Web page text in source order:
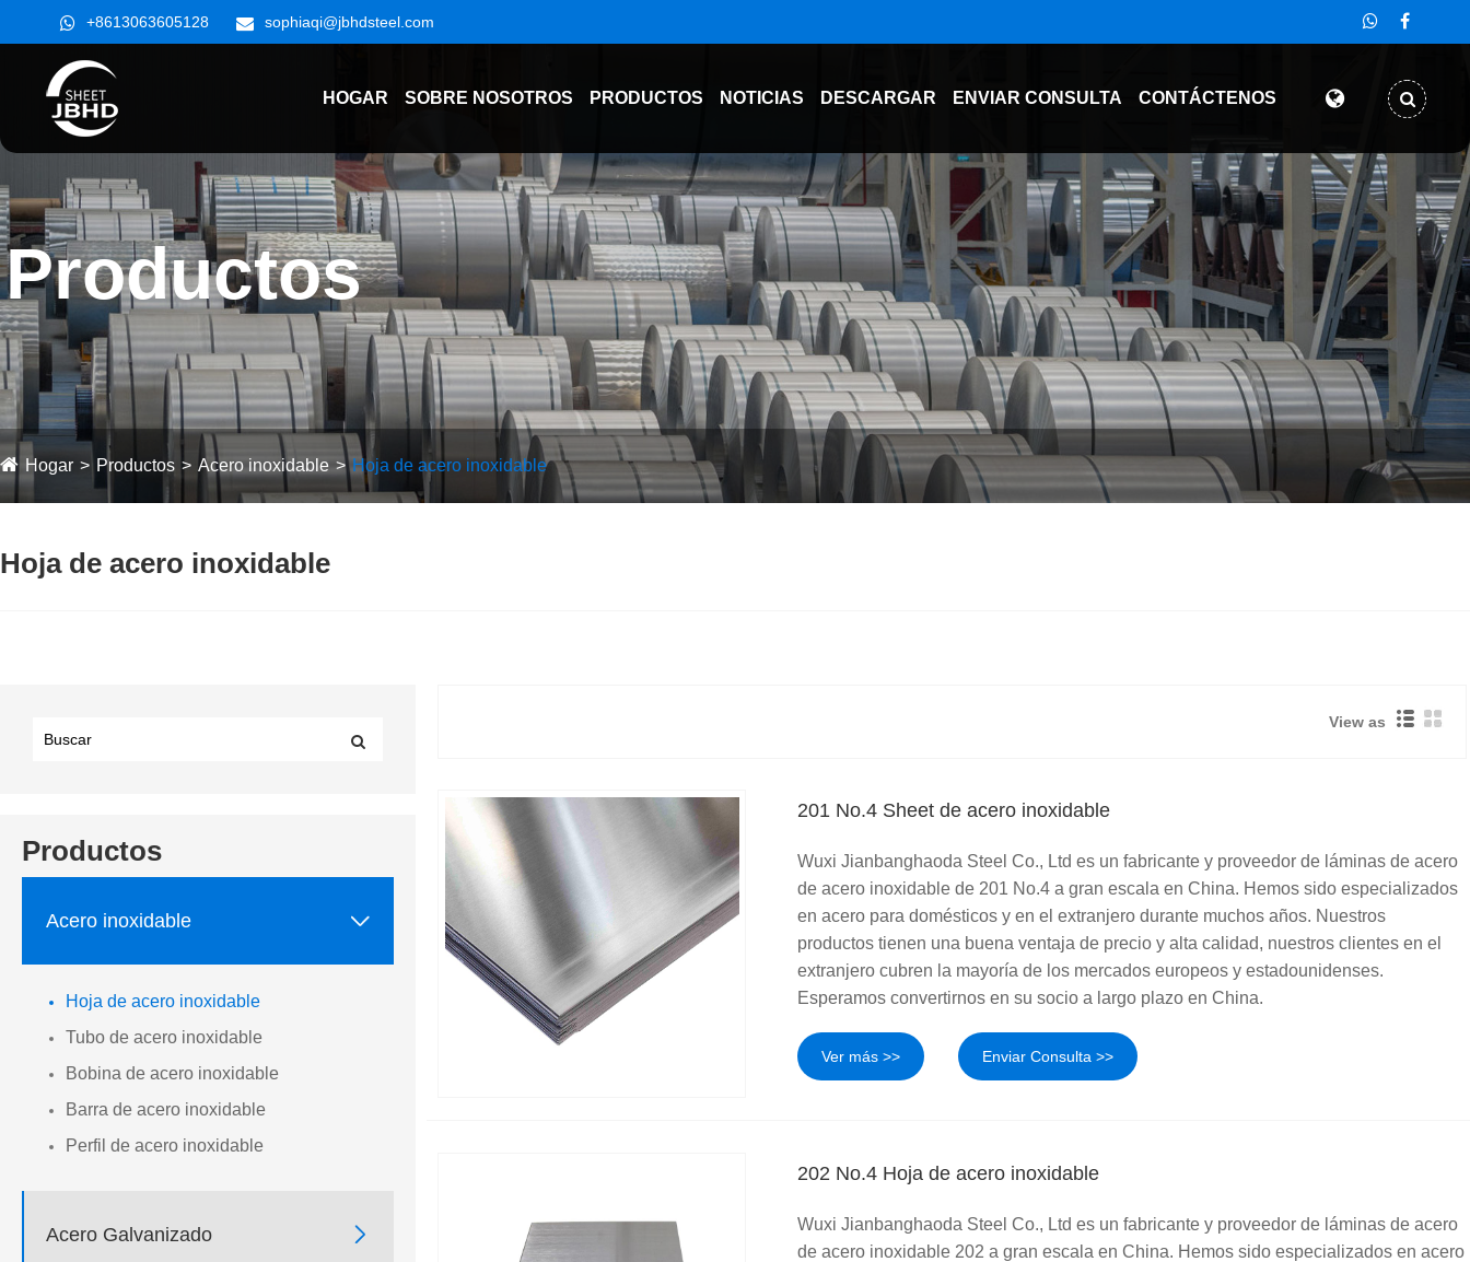
+8613063605128 sophiaqi@jbhdsteel.com
HOGAR SOBRE NOSOTROS PRODUCTOS NOTICIAS DESCARGAR ENVIAR CONSULTA CONTÁCTENOS
Productos
Hogar Productos Acero inoxidable Hoja de acero inoxidable
Hoja de acero inoxidable
Productos
Acero inoxidable 
Hoja de acero inoxidable
Tubo de acero inoxidable
Bobina de acero inoxidable
Barra de acero inoxidable
Perfil de acero inoxidable
Acero Galvanizado 
View as
201 No.4 Sheet de acero inoxidable
Wuxi Jianbanghaoda Steel Co., Ltd es un fabricante y proveedor de láminas de acero
de acero inoxidable de 201 No.4 a gran escala en China. Hemos sido especializados
en acero para domésticos y en el extranjero durante muchos años. Nuestros
productos tienen una buena ventaja de precio y alta calidad, nuestros clientes en el
extranjero cubren la mayoría de los mercados europeos y estadounidenses.
Esperamos convertirnos en su socio a largo plazo en China.
Ver más >> Enviar Consulta >>
202 No.4 Hoja de acero inoxidable
Wuxi Jianbanghaoda Steel Co., Ltd es un fabricante y proveedor de láminas de acero
de acero inoxidable 202 a gran escala en China. Hemos sido especializados en acero